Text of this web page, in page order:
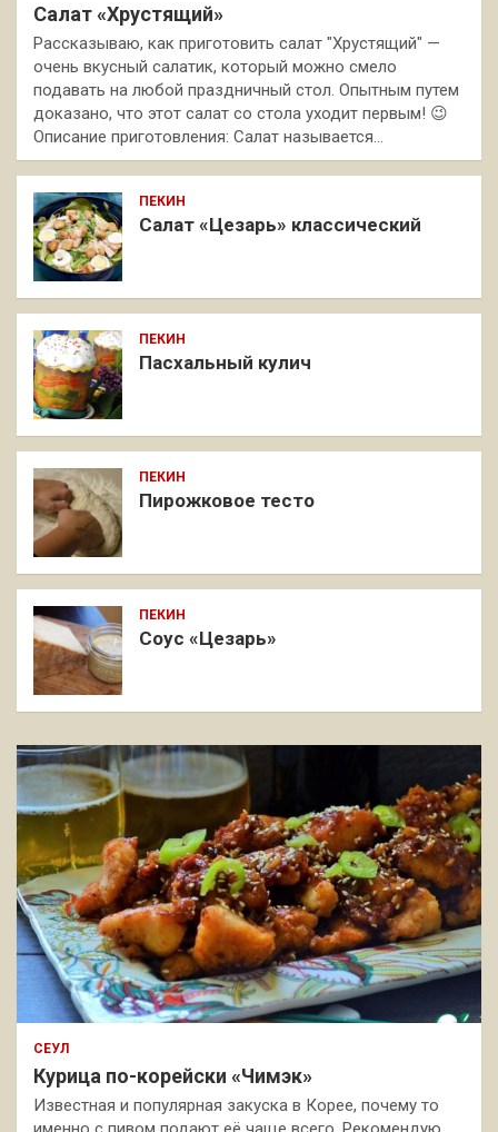
Салат «Хрустящий»
Рассказываю, как приготовить салат "Хрустящий" —
очень вкусный салатик, который можно смело
подавать на любой праздничный стол. Опытным путем
доказано, что этот салат со стола уходит первым! 😉
Описание приготовления: Салат называется…
ПЕКИН
Салат «Цезарь» классический
ПЕКИН
Пасхальный кулич
ПЕКИН
Пирожковое тесто
ПЕКИН
Соус «Цезарь»
СЕУЛ
Курица по-корейски «Чимэк»
Известная и популярная закуска в Корее, почему то